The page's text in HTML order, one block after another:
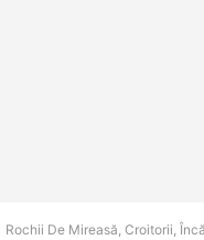
Rochii De Mireasă, Croitorii,